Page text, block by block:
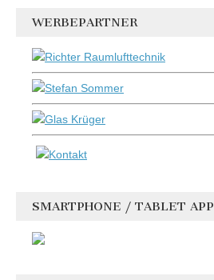
WERBEPARTNER
SMARTPHONE / TABLET APP